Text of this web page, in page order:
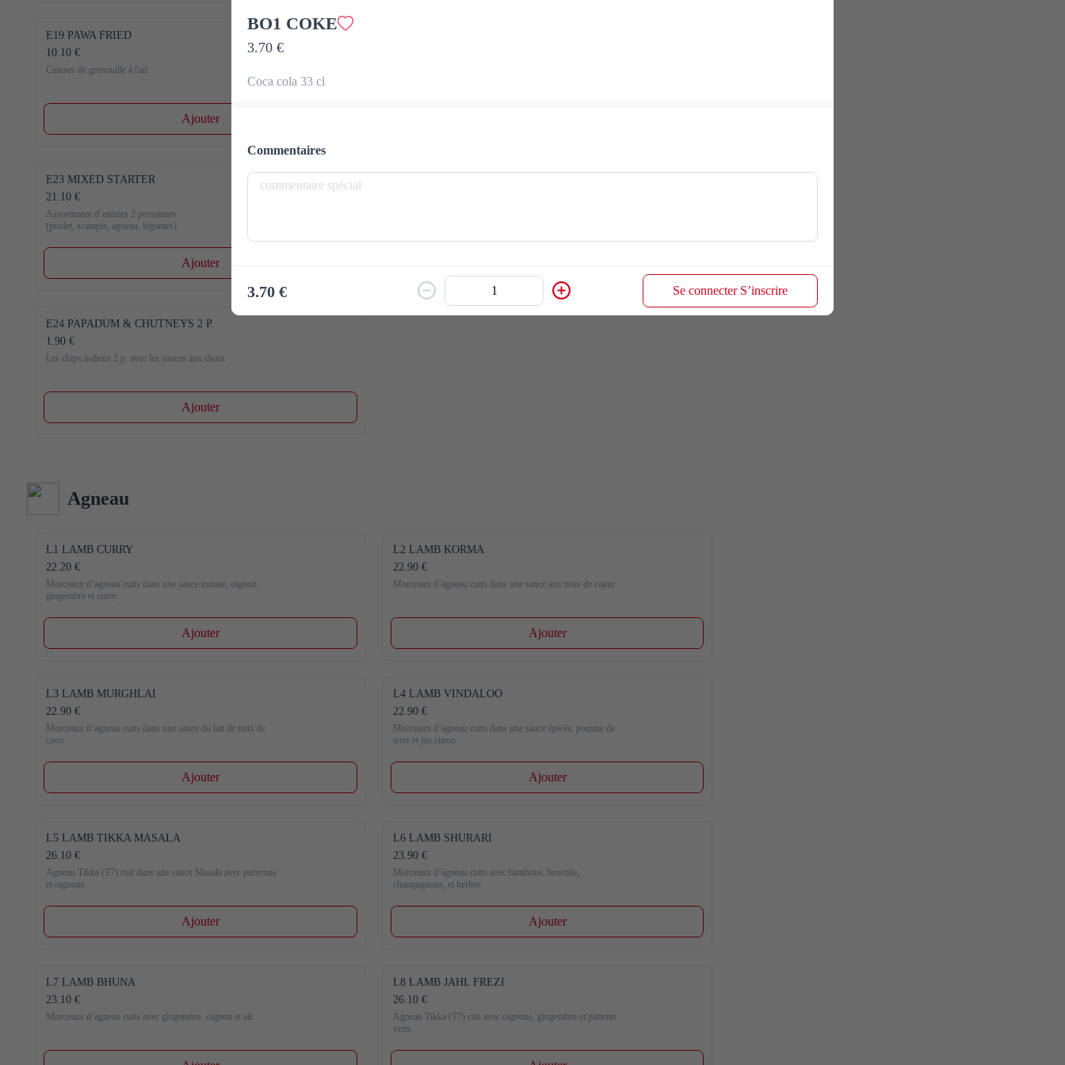
E19 PAWA FRIED
10.10 €
Cuisses de grenouille à l'ail
Ajouter
E23 MIXED STARTER
21.10 €
Assortiment d’entrées 2 personnes
(poulet, scampis, agneau, légumes)
Ajouter
E24 PAPADUM & CHUTNEYS 2 P.
1.90 €
Les chips indiens 2 p. avec les sauces aux choix
Ajouter
Agneau
L1 LAMB CURRY
22.20 €
Morceaux d’agneau cuits dans une sauce tomate, oignon,
gingembre et curry
Ajouter
L2 LAMB KORMA
22.90 €
Morceaux d’agneau cuits dans une sauce aux noix de cajou
Ajouter
L3 LAMB MURGHLAI
22.90 €
Morceaux d’agneau cuits dans une sauce du lait de noix de
coco
Ajouter
L4 LAMB VINDALOO
22.90 €
Morceaux d’agneau cuits dans une sauce épicée, pomme de
terre et jus citron
Ajouter
L5 LAMB TIKKA MASALA
26.10 €
Agneau Tikka (T7) cuit dans une sauce Masala avec poivrons
et oignons
Ajouter
L6 LAMB SHURARI
23.90 €
Morceaux d’agneau cuits avec bambous, brocolis,
champignons, et herbes
Ajouter
L7 LAMB BHUNA
23.10 €
Morceaux d’agneau cuits avec gingembre, oignon et ail
L8 LAMB JAHL FREZI
26.10 €
Agneau Tikka (T7) cuit avec oignons, gingembre et piments
verts
BO1 COKE
3.70 €
Coca cola 33 cl
Commentaires
3.70 € Se connecter S’inscrire